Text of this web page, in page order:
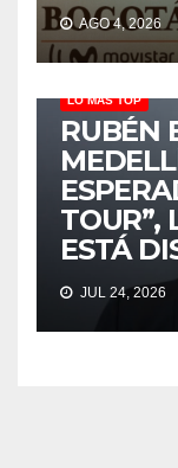
AGO 4, 2026
LO MÁS TOP
RUBÉN
TOUR”,
ESTÁ
JUL 24, 2026